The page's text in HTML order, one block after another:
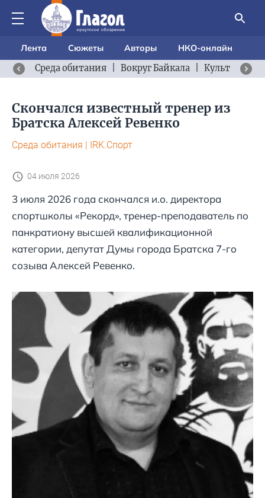
Лента Сюжеты Авторы
НКО-онлайн
Среда обитания
Вокруг Байкала Культурный
Скончался известный тренер из
Братска Алексей Ревенко
Среда обитания | IRK.Спорт
04 июля 2026
3 июля 2026 года скончался и.о. директора
спортшколы «Рекорд», тренер-преподаватель по
панкратиону высшей квалификационной
категории, депутат Думы города Братска 7-го
созыва Алексей Ревенко.